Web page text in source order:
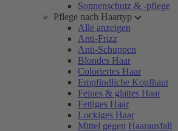
Sonnenschutz & -pflege
Pflege nach Haartyp
Alle anzeigen
Anti-Frizz
Anti-Schuppen
Blondes Haar
Coloriertes Haar
Empfindliche Kopfhaut
Feines & glattes Haar
Fettiges Haar
Lockiges Haar
Mittel gegen Haarausfall